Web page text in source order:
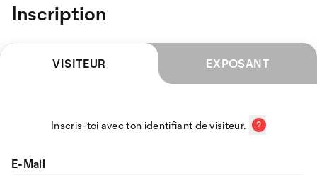
Inscription
VISITEUR EXPOSANT
Inscris-toi avec ton identifiant de visiteur.
E-Mail